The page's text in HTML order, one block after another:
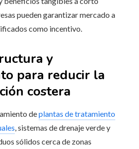
pueden garantizar mercado a
como incentivo.
y
para reducir la
costera
deplantas de tratamiento
, sistemas de drenaje verde y
sólidos cerca de zonas